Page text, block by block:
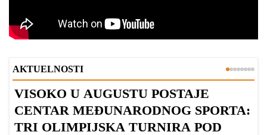
AKTUELNOSTI
VISOKO U AUGUSTU POSTAJE
CENTAR MEĐUNARODNOG SPORTA:
TRI OLIMPIJSKA TURNIRA POD